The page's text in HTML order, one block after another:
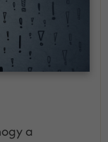
a